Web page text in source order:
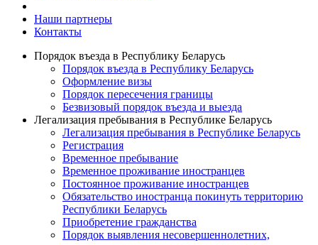
Наши партнеры
Контакты
Порядок въезда в Республику Беларусь
Порядок въезда в Республику Беларусь
Оформление визы
Порядок пересечения границы
Безвизовый порядок въезда и выезда
Легализация пребывания в Республике Беларусь
Легализация пребывания в Республике Беларусь
Регистрация
Временное пребывание
Временное проживание иностранцев
Постоянное проживание иностранцев
Обязательство иностранца покинуть территорию
Республики Беларусь
Приобретение гражданства
Порядок выявления несовершеннолетних,